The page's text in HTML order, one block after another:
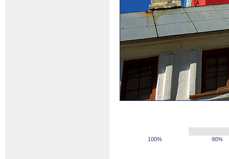
100% 90%